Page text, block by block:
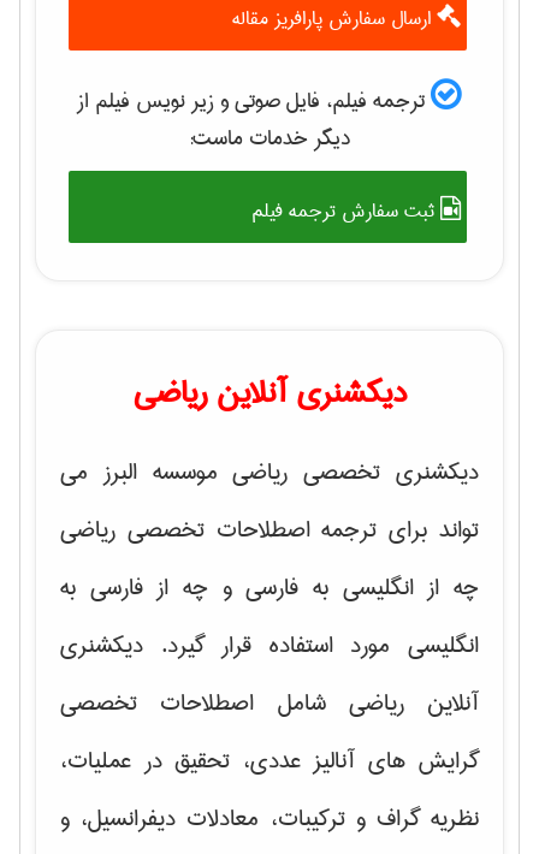
ارسال سفارش پارافریز مقاله
ترجمه فیلم، فایل صوتی و زیر نویس فیلم از
دیگر خدمات ماست:
ثبت سفارش ترجمه فیلم
دیکشنری آنلاین ریاضی
دیکشنری تخصصی ریاضی موسسه البرز می
تواند برای ترجمه اصطلاحات تخصصی ریاضی
چه از انگلیسی به فارسی و چه از فارسی به
انگلیسی مورد استفاده قرار گیرد. دیکشنری
آنلاین ریاضی شامل اصطلاحات تخصصی
گرایش های آنالیز عددی، تحقیق در عملیات،
نظریه گراف و تركیبات، معادلات دیفرانسیل، و